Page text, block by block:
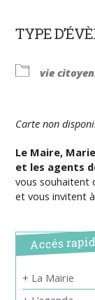
TYPE
vie
Carte non
Le Maire,
et les agents
vous souhaitent
et vous invitent
Accés
+ La Mairie